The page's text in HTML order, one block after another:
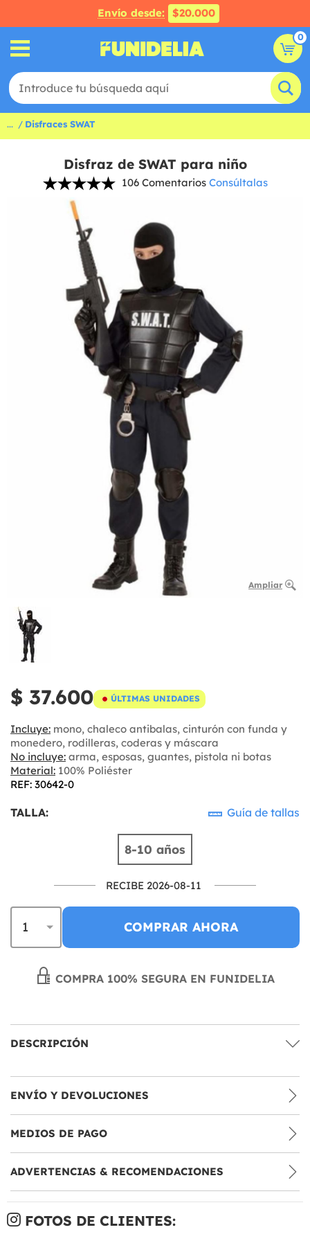
Envío desde: $20.000
0
... Disfraces SWAT
Disfraz de SWAT para niño
106 Comentarios Consúltalas
Ampliar
$ 37.600 ÚLTIMAS UNIDADES
Incluye: mono, chaleco antibalas, cinturón con funda y
monedero, rodilleras, coderas y máscara
No incluye: arma, esposas, guantes, pistola ni botas
Material: 100% Poliéster
REF: 30642-0
TALLA: Guía de tallas
8-10 años
RECIBE 2026-08-11
COMPRAR AHORA
COMPRA 100% SEGURA EN FUNIDELIA
DESCRIPCIÓN
ENVÍO Y DEVOLUCIONES
MEDIOS DE PAGO
ADVERTENCIAS & RECOMENDACIONES
FOTOS DE CLIENTES: